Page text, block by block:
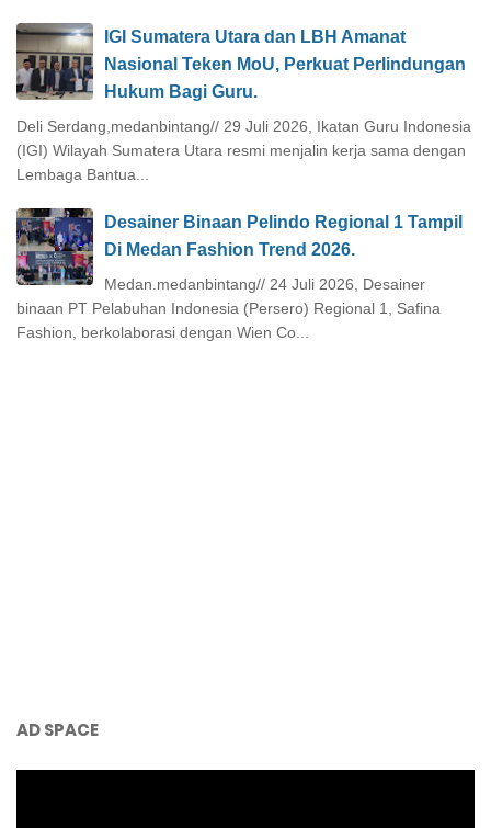
IGI Sumatera Utara dan LBH Amanat
Nasional Teken MoU, Perkuat Perlindungan
Hukum Bagi Guru.
Deli Serdang,medanbintang// 29 Juli 2026, Ikatan Guru Indonesia
(IGI) Wilayah Sumatera Utara resmi menjalin kerja sama dengan
Lembaga Bantua...
Desainer Binaan Pelindo Regional 1 Tampil
Di Medan Fashion Trend 2026.
Medan.medanbintang// 24 Juli 2026, Desainer
binaan PT Pelabuhan Indonesia (Persero) Regional 1, Safina
Fashion, berkolaborasi dengan Wien Co...
AD SPACE